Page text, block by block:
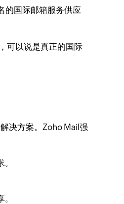
的国际邮箱服务供应
，可以说是真正的国际
决方案。Zoho Mail强